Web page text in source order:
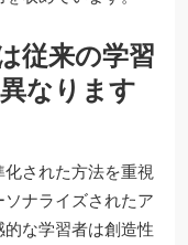
従来の学習
なります
された方法を重視
ナライズされたア
な学習者は創造性